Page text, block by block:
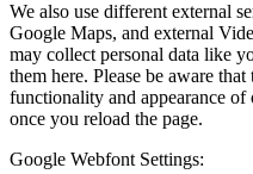
We also use different external
Google Maps, and external
may collect personal data like
them here. Please be aware
functionality and appearance
once you reload the page.
Google Webfont Settings: